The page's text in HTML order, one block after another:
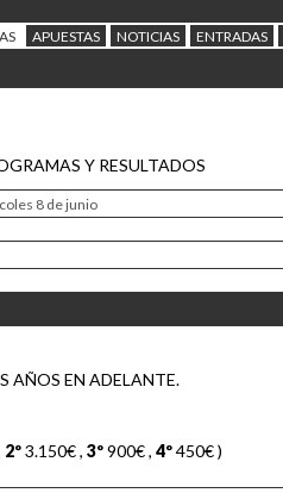
APUESTAS NOTICIAS ENTRADAS
Y RESULTADOS
AÑOS EN ADELANTE.
2º3.150€, 3º900€, 4º450€)